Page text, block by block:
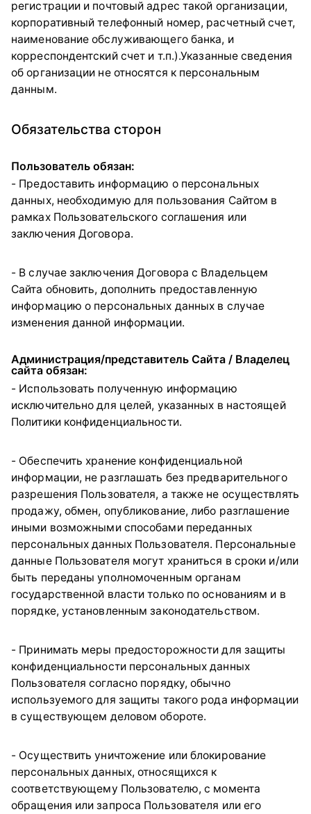
регистрации и почтовый адрес такой организации,
корпоративный телефонный номер, расчетный счет,
наименование обслуживающего банка, и
корреспондентский счет и т.п.).Указанные сведения
об организации не относятся к персональным
данным.
Обязательства сторон
Пользователь обязан:
- Предоставить информацию о персональных
данных, необходимую для пользования Сайтом в
рамках Пользовательского соглашения или
заключения Договора.
- В случае заключения Договора с Владельцем
Сайта обновить, дополнить предоставленную
информацию о персональных данных в случае
изменения данной информации.
Администрация/представитель Сайта / Владелец
сайта обязан:
- Использовать полученную информацию
исключительно для целей, указанных в настоящей
Политики конфиденциальности.
- Обеспечить хранение конфиденциальной
информации, не разглашать без предварительного
разрешения Пользователя, а также не осуществлять
продажу, обмен, опубликование, либо разглашение
иными возможными способами переданных
персональных данных Пользователя. Персональные
данные Пользователя могут храниться в сроки и/или
быть переданы уполномоченным органам
государственной власти только по основаниям и в
порядке, установленным законодательством.
- Принимать меры предосторожности для защиты
конфиденциальности персональных данных
Пользователя согласно порядку, обычно
используемого для защиты такого рода информации
в существующем деловом обороте.
- Осуществить уничтожение или блокирование
персональных данных, относящихся к
соответствующему Пользователю, с момента
обращения или запроса Пользователя или его